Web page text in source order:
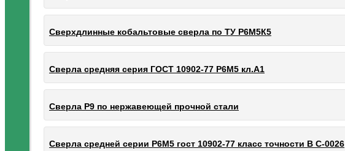
Сверхдлинные кобальтовые сверла по ТУ Р6М5К5
Сверла средняя серия ГОСТ 10902-77 Р6М5 кл.А1
Сверла Р9 по нержавеющей прочной стали
Сверла средней серии Р6М5 гост 10902-77 класс точности В С-0026